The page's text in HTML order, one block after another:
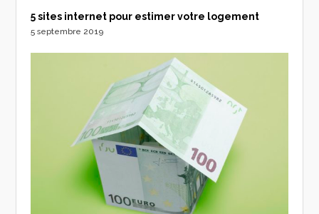
5 sites internet pour estimer votre logement
5 septembre 2019